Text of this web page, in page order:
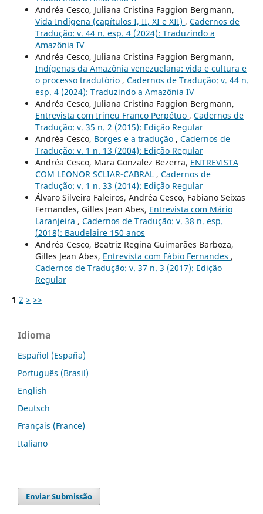
Andréa Cesco, Juliana Cristina Faggion Bergmann,
Vida Indígena (capítulos I, II, XI e XII) , Cadernos de
Tradução: v. 44 n. esp. 4 (2024): Traduzindo a
Amazônia IV
Andréa Cesco, Juliana Cristina Faggion Bergmann,
Indígenas da Amazônia venezuelana: vida e cultura e
o processo tradutório , Cadernos de Tradução: v. 44 n.
esp. 4 (2024): Traduzindo a Amazônia IV
Andréa Cesco, Juliana Cristina Faggion Bergmann,
Entrevista com Irineu Franco Perpétuo , Cadernos de
Tradução: v. 35 n. 2 (2015): Edição Regular
Andréa Cesco, Borges e a tradução , Cadernos de
Tradução: v. 1 n. 13 (2004): Edição Regular
Andréa Cesco, Mara Gonzalez Bezerra, ENTREVISTA
COM LEONOR SCLIAR-CABRAL , Cadernos de
Tradução: v. 1 n. 33 (2014): Edição Regular
Álvaro Silveira Faleiros, Andréa Cesco, Fabiano Seixas
Fernandes, Gilles Jean Abes, Entrevista com Mário
Laranjeira , Cadernos de Tradução: v. 38 n. esp.
(2018): Baudelaire 150 anos
Andréa Cesco, Beatriz Regina Guimarães Barboza,
Gilles Jean Abes, Entrevista com Fábio Fernandes ,
Cadernos de Tradução: v. 37 n. 3 (2017): Edição
Regular
1 2 > >>
Idioma
Español (España)
Português (Brasil)
English
Deutsch
Français (France)
Italiano
Enviar Submissão